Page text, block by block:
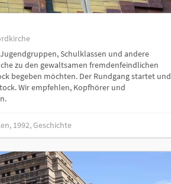
Schulklassen und andere
zu den gewaltsamen fremdenfeindlichen
begeben möchten. Der Rundgang startet und
Wir empfehlen, Kopfhörer und
1992, Geschichte